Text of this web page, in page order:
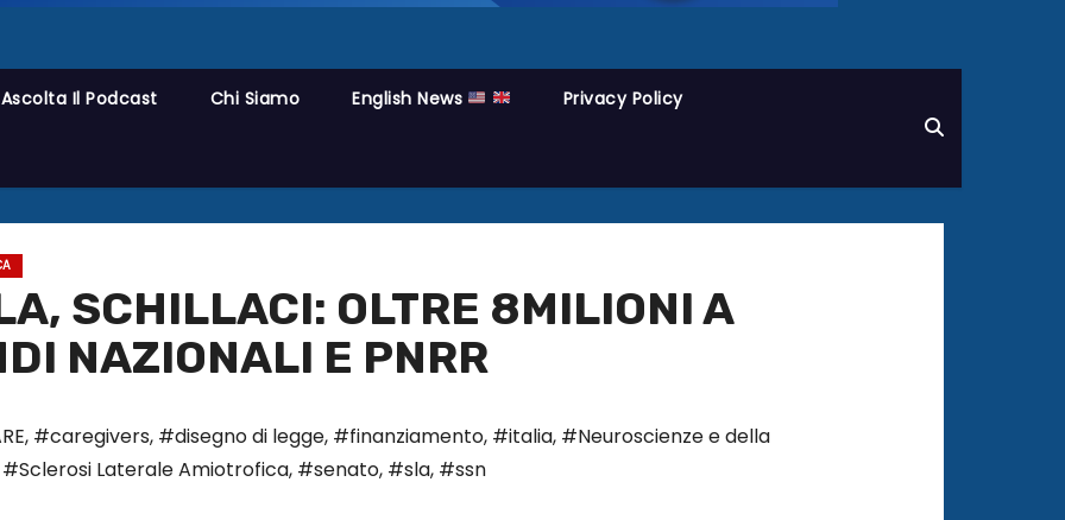
Ascolta Il Podcast Chi Siamo English News Privacy Policy
SCHILLACI: OLTRE 8MILIONI A
NAZIONALI E PNRR
, #caregivers, #disegno di legge, #finanziamento, #italia, #Neuroscienze e della
#Sclerosi Laterale Amiotrofica, #senato, #sla, #ssn